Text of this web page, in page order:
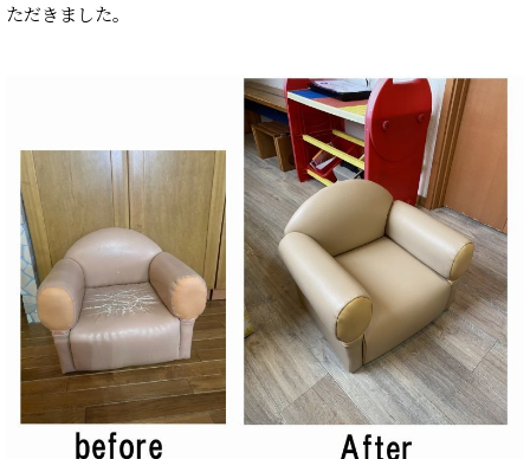
ただきました。